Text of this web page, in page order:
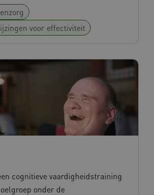
voor effectiviteit
cognitieve vaardigheidstraining
onder de